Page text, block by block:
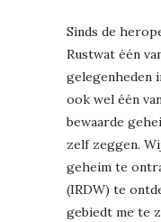
Sinds de
Rustwat één
gelegenheden
ook wel één
bewaarde
zelf zeggen.
geheim te
(IRDW) te
gebiedt me te